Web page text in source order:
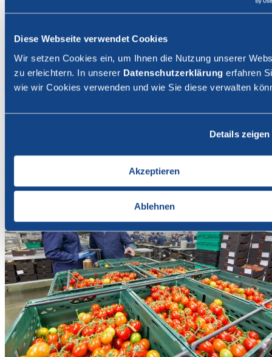
Diese Webseite verwendet Cookies
Wir setzen Cookies ein, um Ihnen die Nutzung unserer
zu erleichtern. In unserer Datenschutzerklärung erfahren
wie wir Cookies verwenden und wie Sie diese verwalten
Details zeigen
Akzeptieren
Ablehnen
Seite teilen
FacebookEmail
Zurück zur Liste
Leiter/in Warenaufbereitung m/w, Gebr.